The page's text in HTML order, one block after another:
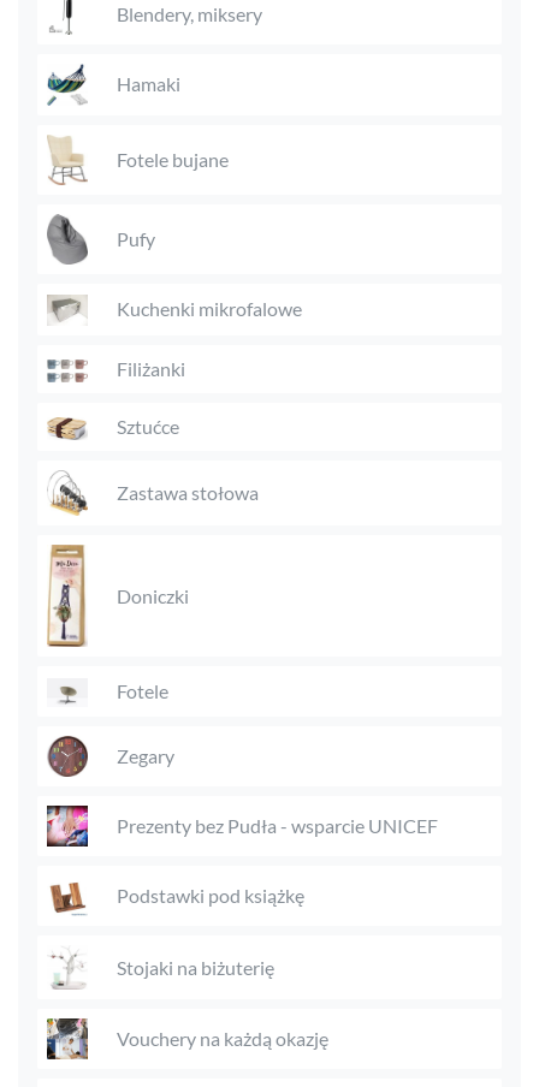
Blendery, miksery
Hamaki
Fotele bujane
Pufy
Kuchenki mikrofalowe
Filiżanki
Sztućce
Zastawa stołowa
Doniczki
Fotele
Zegary
Prezenty bez Pudła - wsparcie UNICEF
Podstawki pod książkę
Stojaki na biżuterię
Vouchery na każdą okazję